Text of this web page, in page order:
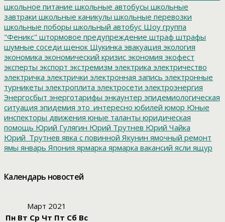
школьное питание школьные автобусы школьные
завтраки школьные каникулы школьные перевозки
школьные поборы школьный автобус Шоу группа
"Феникс" штормовое предупреждение штраф штрафы
шумные соседи щенок Щукинка эвакуация экология
экономика экономический кризис экономия экофест
эксперты экспорт экстремизм электрика электричество
электричка электрички электронная запись электронные
турникеты электроплита электросети электроэнергия
Энергосбыт энерготарифы энкаунтер эпидемиологическая
ситуация эпидемия это_интересно юбилей юмор Юные
инспекторы движения юные таланты юридическая
помощь Юрий Гулягин Юрий Трутнев Юрий Чайка
Юрий_Трутнев явка с повинной Якунин ямочный ремонт
ямы январь Япония ярмарка ярмарка вакансий ясли ящур
Календарь новостей
Март 2021
Пн Вт Ср Чт Пт Сб Вс